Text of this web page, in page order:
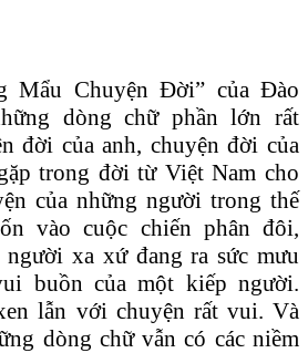
Mẩu Chuyện Đời” của Đào
dòng chữ phần lớn rất
đời của anh, chuyện đời của
trong đời từ Việt Nam cho
của những người trong thế
vào cuộc chiến phân đôi,
người xa xứ đang ra sức mưu
buồn của một kiếp người.
lẫn với chuyện rất vui. Và
dòng chữ vẫn có các niềm